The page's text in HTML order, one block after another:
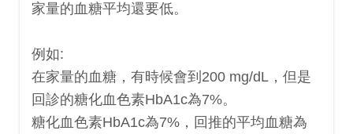
家量的血糖平均還要低。
例如:
在家量的血糖，有時候會到200 mg/dL，但是
回診的糖化血色素HbA1c為7%。
糖化血色素HbA1c為7%，回推的平均血糖為